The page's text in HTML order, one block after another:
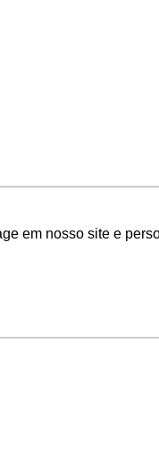
em nosso site e